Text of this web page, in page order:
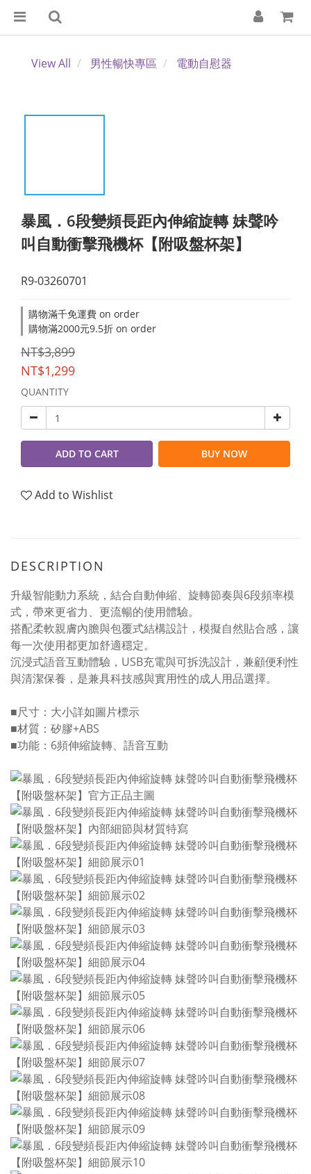
View All 男性暢快專區 電動自慰器
暴風．6段變頻長距內伸縮旋轉 妹聲吟
叫自動衝擊飛機杯【附吸盤杯架】
R9-03260701
購物滿千免運費 on order
購物滿2000元9.5折 on order
NT$3,899
NT$1,299
QUANTITY
ADD TO CART BUY NOW
Add to Wishlist
DESCRIPTION
升級智能動力系統，結合自動伸縮、旋轉節奏與6段頻率模
式，帶來更省力、更流暢的使用體驗。
搭配柔軟親膚內膽與包覆式結構設計，模擬自然貼合感，讓
每一次使用都更加舒適穩定。
沉浸式語音互動體驗，USB充電與可拆洗設計，兼顧便利性
與清潔保養，是兼具科技感與實用性的成人用品選擇。
■尺寸：大小詳如圖片標示
■材質：矽膠+ABS
■功能：6頻伸縮旋轉、語音互動